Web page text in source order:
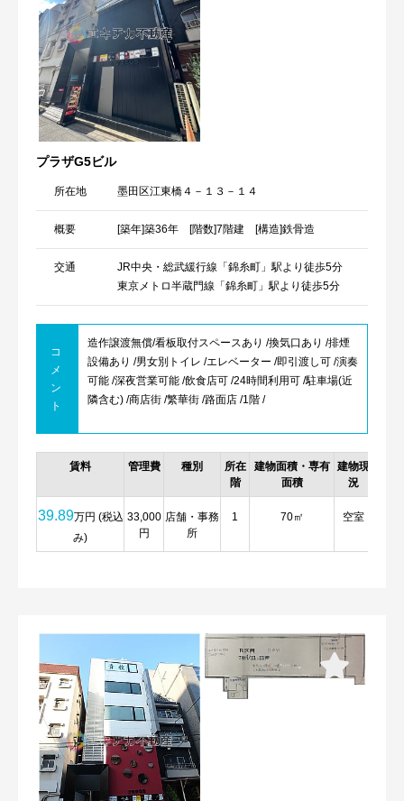
プラザG5ビル
所在地 墨田区江東橋４－１３－１４
概要 [築年]築36年 [階数]7階建 [構造]鉄骨造
交通
JR中央・総武緩行線「錦糸町」駅より徒歩5分
東京メトロ半蔵門線「錦糸町」駅より徒歩5分
コ
メ
ン
ト
造作譲渡無償/看板取付スペースあり /換気口あり /排煙
設備あり /男女別トイレ /エレベーター /即引渡し可 /演奏
可能 /深夜営業可能 /飲食店可 /24時間利用可 /駐車場(近
隣含む) /商店街 /繁華街 /路面店 /1階 /
賃料 管理費 種別
所在
階
建物面積・専有
面積
建物現
況
39.89万円 (税込
み)
33,000
円
店舗・事務
所
1 70㎡ 空室